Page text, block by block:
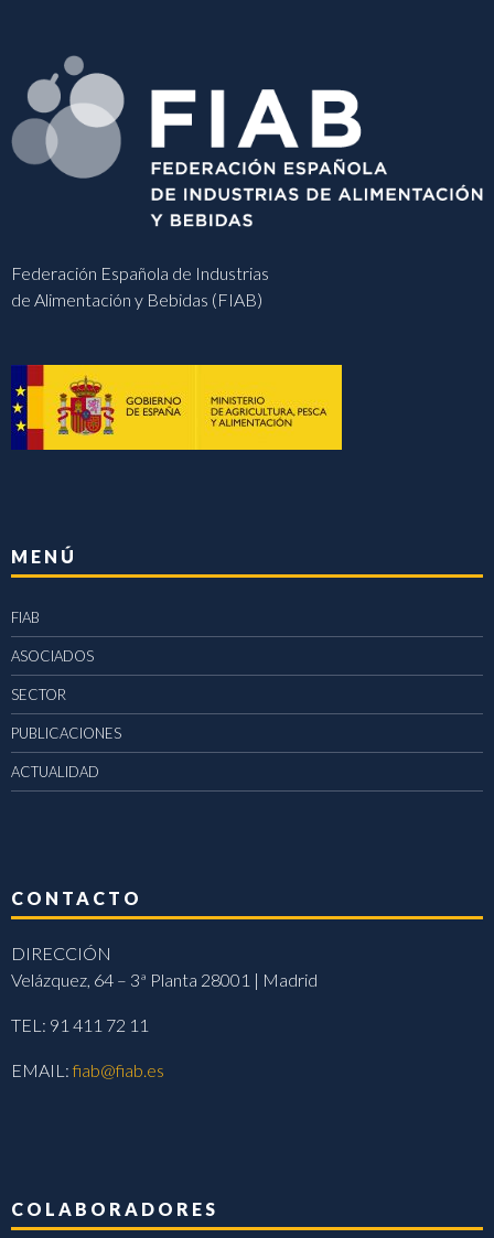
Federación Española de Industrias
de Alimentación y Bebidas (FIAB)
MENÚ
FIAB
ASOCIADOS
SECTOR
PUBLICACIONES
ACTUALIDAD
CONTACTO
DIRECCIÓN
Velázquez, 64 – 3ª Planta 28001 | Madrid
TEL: 91 411 72 11
EMAIL:fiab@fiab.es
COLABORADORES